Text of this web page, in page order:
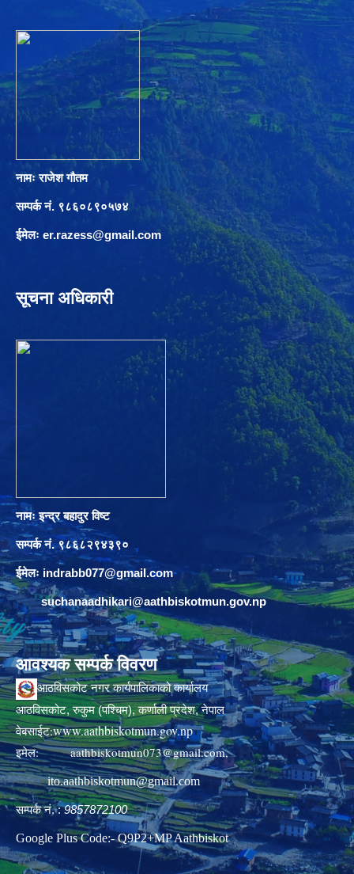
नामः राजेश गौतम
सम्पर्क नं. ९८६०८९०५७४
ईमेलः er.razess@gmail.com
सूचना अधिकारी
नामः इन्द्र बहादुर विष्ट
सम्पर्क नं. ९८६८२९४३९०
ईमेलः indrabb077@gmail.com
suchanaadhikari@aathbiskotmun.gov.np
आवश्यक सम्पर्क विवरण
आठविसकोट नगर कार्यपालिकाको कार्यालय
आठविसकोट, रुकुम (पश्चिम), कर्णाली प्रदेश, नेपाल
वेबसाईट:www.aathbiskotmun.gov.np
इमेल:aathbiskotmun073@gmail.com,
ito.aathbiskotmun@gmail.com
सम्पर्क नं. :9857872100
Google Plus Code:- Q9P2+MP Aathbiskot